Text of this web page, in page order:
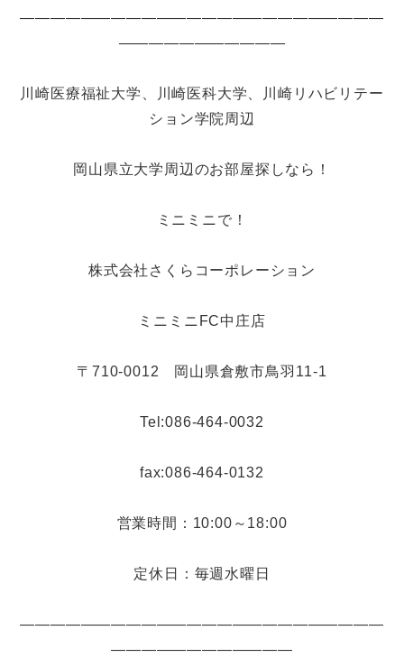
――――――――――――――――――――――――
―――――――――――
川崎医療福祉大学、川崎医科大学、川崎リハビリテー
ション学院周辺
岡山県立大学周辺のお部屋探しなら！
ミニミニで！
株式会社さくらコーポレーション
ミニミニFC中庄店
〒710-0012 岡山県倉敷市鳥羽11-1
Tel:086-464-0032
fax:086-464-0132
営業時間：10:00～18:00
定休日：毎週水曜日
――――――――――――――――――――――――
――――――――――――